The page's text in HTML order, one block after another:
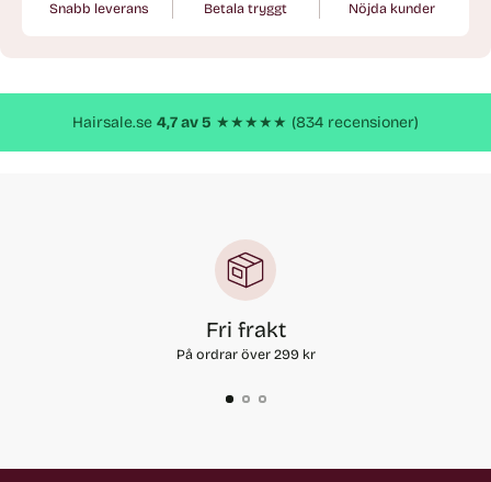
Snabb leverans Betala tryggt Nöjda kunder
produkt
Hairsale.se 4,7 av 5 ★★★★★ (834 recensioner)
Fri frakt
På ordrar över 299 kr